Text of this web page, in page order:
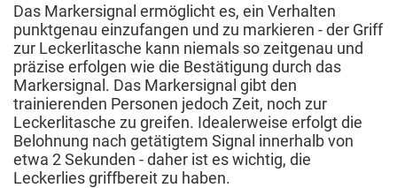
Das Markersignal ermöglicht es, ein Verhalten
punktgenau einzufangen und zu markieren - der Griff
zur Leckerlitasche kann niemals so zeitgenau und
präzise erfolgen wie die Bestätigung durch das
Markersignal. Das Markersignal gibt den
trainierenden Personen jedoch Zeit, noch zur
Leckerlitasche zu greifen. Idealerweise erfolgt die
Belohnung nach getätigtem Signal innerhalb von
etwa 2 Sekunden - daher ist es wichtig, die
Leckerlies griffbereit zu haben.